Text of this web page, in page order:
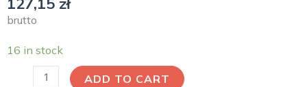
brutto
16 in stock
ADD TO CART